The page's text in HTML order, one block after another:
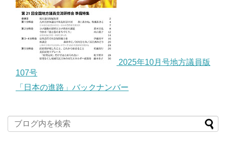
2025年10月号地方議員版
107号
「日本の進路」バックナンバー